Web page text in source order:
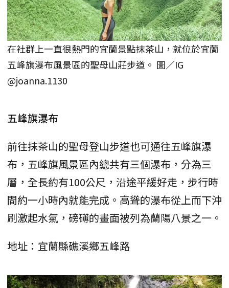
在社群上一直很熱門的宜蘭景點抹茶山，就位於宜蘭
五峰旗瀑布風景區的聖母山莊步道。 圖／IG
@joanna.1130
五峰旗瀑布
前往抹茶山的聖母登山步道也可通往五峰旗瀑
布，五峰旗風景區內總共有三個瀑布，分為三
層，全長約有100公尺，沿途平緩好走，步行時
間約一小時內就能完成。高聳的瀑布從上而下沖
刷激起水氣，磅礡的畫面被列為蘭陽八景之一。
地址：宜蘭縣礁溪鄉五峰路